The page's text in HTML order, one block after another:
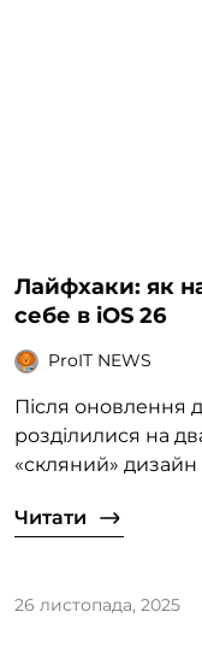
Лайфхаки: як
себе в iOS 26
ProIT NEWS
Після оновлення
розділилися на
«скляний» дизайн
Читати
26 листопада, 2025